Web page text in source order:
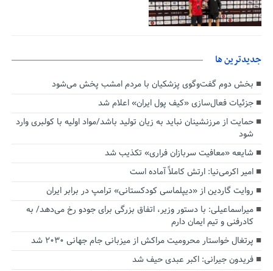
جديدترين ها
بخش دوم گفت‌وگوی پزشکیان با مردم امشب پخش می‌شود
جزئیات فعال‌سازی «کیف پول ایران» اعلام شد
حمایت از مرزنشینان نباید به زیان تولید باشد/مواد اولیه با کولبری وارد
شود
شایعه «معافیت سربازان فراری» تکذیب شد
امیر اکرمی‌نیا: ارتش کاملاً آماده است
روایت گاردین از «دیپلماسی کودکستانی» ترامپ در برابر ایران
میراسماعیلی: با دستور وزیر، اتفاق بزرگی برای جودو رخ می‌دهد/ به
کادرفنی و تیم ایمان دارم
پرتغال خواستار محرومیت مراکش از میزبانی جام جهانی ۲۰۳۰ شد
فریدون جیرانی: اکبر عبدی حیف شد